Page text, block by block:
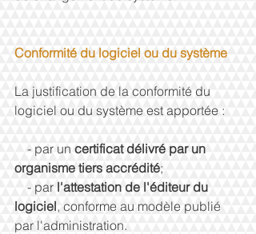
Conformité du logiciel ou du système
La justification de la conformité du
logiciel ou du système est apportée :
    - par un
certificat délivré par un
organisme tiers accrédité;
    - par
l'attestation de l'éditeur du
logiciel, conforme au modèle publié
par l'administration.